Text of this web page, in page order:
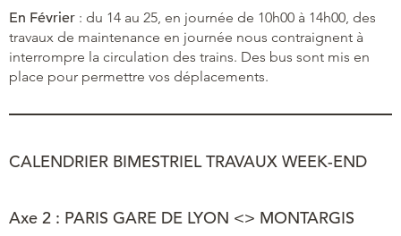
En Février : du 14 au 25, en journée de 10h00 à 14h00, des
travaux de maintenance en journée nous contraignent à
interrompre la circulation des trains. Des bus sont mis en
place pour permettre vos déplacements.
CALENDRIER BIMESTRIEL TRAVAUX WEEK-END
Axe 2 : PARIS GARE DE LYON <> MONTARGIS